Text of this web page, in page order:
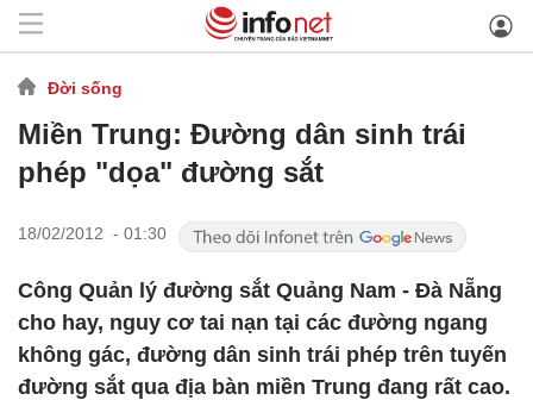
Đời sống
Miền Trung: Đường dân sinh trái
phép "dọa" đường sắt
18/02/2012 - 01:30
Công Quản lý đường sắt Quảng Nam - Đà Nẵng
cho hay, nguy cơ tai nạn tại các đường ngang
không gác, đường dân sinh trái phép trên tuyến
đường sắt qua địa bàn miền Trung đang rất cao.